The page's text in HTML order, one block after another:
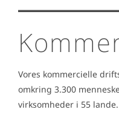
Vores kommercielle
omkring 3.300
virksomheder i 55 lande.